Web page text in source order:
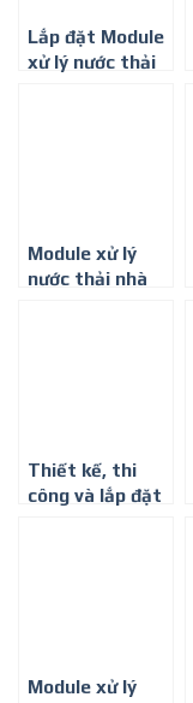
Lắp đặt Module
xử lý nước thải
Module xử lý
nước thải nhà
Thiết kế, thi
công và lắp đặt
Module xử lý